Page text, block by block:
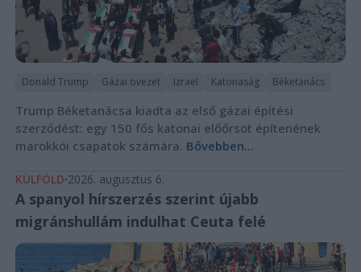
Donald Trump Gázai övezet Izrael Katonaság Béketanács
Trump Béketanácsa kiadta az első gázai építési
szerződést: egy 150 fős katonai előőrsöt építenének
marokkói csapatok számára. Bővebben...
KÜLFÖLD 2026. augusztus 6.
A spanyol hírszerzés szerint újabb
migránshullám indulhat Ceuta felé